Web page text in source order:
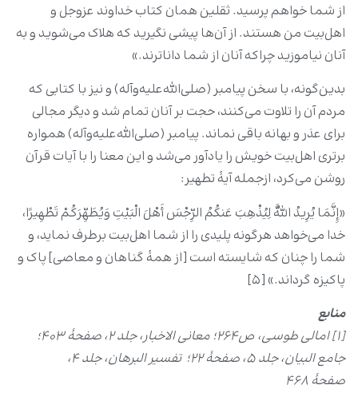
از شما خواهم پرسید. ثقلین همان کتاب خداوند عزوجل و
اهل‌بیت من هستند. از آن‌ها پیشی نگیرید که هلاک می‌شوید و به
آنان نیاموزید چراکه آنان از شما داناترند.»
بدین‌گونه، با سخن پیامبر (صلی‌الله‌علیه‌وآله) و نیز با کتابی که
مردم آن را تلاوت می‌کنند، حجت بر آنان تمام شد و دیگر مجالی
برای عذر و بهانه باقی نماند. پیامبر (صلی‌الله‌علیه‌وآله) همواره
برتری اهل‌بیت خویش را یادآور می‌شد و این معنا را با آیات قرآن
روشن می‌کرد، ازجمله آیۀ تطهیر:
«إِنَّمَا یُرِیدُ اللَّهُ لِیُذْهِبَ عَنکُمُ الرِّجْسَ أَهْلَ الْبَیْتِ وَیُطَهِّرَکُمْ تَطْهِیرًا،
خدا می‌خواهد هرگونه پلیدی را از شما اهل‌بیت برطرف نماید، و
شما را چنان که شایسته است [از همۀ گناهان و معاصی] پاک و
پاکیزه گرداند.» [۵]
منابع
[۱] امالی طوسی، ص۲۶۴؛ معانی الاخبار، جلد ۲، صفحۀ ۴۰۳؛
جامع البیان، جلد ۵، صفحۀ ۲۲؛ تفسیر البرهان، جلد ۴،
صفحۀ ۴۶۸